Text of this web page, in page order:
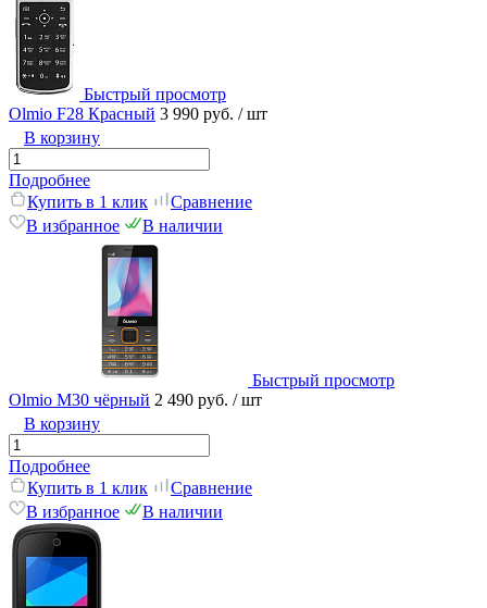
Быстрый просмотр
Olmio F28 Красный 3 990 руб. / шт
В корзину
Подробнее
Купить в 1 клик
Сравнение
В избранное
В наличии
Быстрый просмотр
Olmio M30 чёрный 2 490 руб. / шт
В корзину
Подробнее
Купить в 1 клик
Сравнение
В избранное
В наличии